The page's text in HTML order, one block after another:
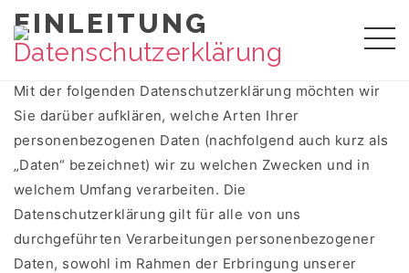
EINLEITUNG
Mit der folgenden Datenschutzerklärung möchten wir
Sie darüber aufklären, welche Arten Ihrer
personenbezogenen Daten (nachfolgend auch kurz als
„Daten“ bezeichnet) wir zu welchen Zwecken und in
welchem Umfang verarbeiten. Die
Datenschutzerklärung gilt für alle von uns
durchgeführten Verarbeitungen personenbezogener
Daten, sowohl im Rahmen der Erbringung unserer